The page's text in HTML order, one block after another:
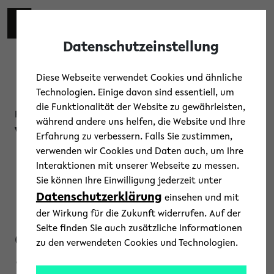
Skip to main content
Kolloquium, Präsentation, Vortrag
Vortrag von
Henrice Altink
(York): Climate
change mitigation
Datenschutzeinstellung
Diese Webseite verwendet Cookies und ähnliche
Technologien. Einige davon sind essentiell, um
die Funktionalität der Website zu gewährleisten,
während andere uns helfen, die Website und Ihre
Erfahrung zu verbessern. Falls Sie zustimmen,
verwenden wir Cookies und Daten auch, um Ihre
Interaktionen mit unserer Webseite zu messen.
Sie können Ihre Einwilligung jederzeit unter
Datenschutzerklärung einsehen und mit
der Wirkung für die Zukunft widerrufen. Auf der
Seite finden Sie auch zusätzliche Informationen
zu den verwendeten Cookies und Technologien.